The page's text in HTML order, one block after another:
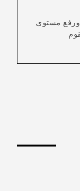
ورفع مستوى